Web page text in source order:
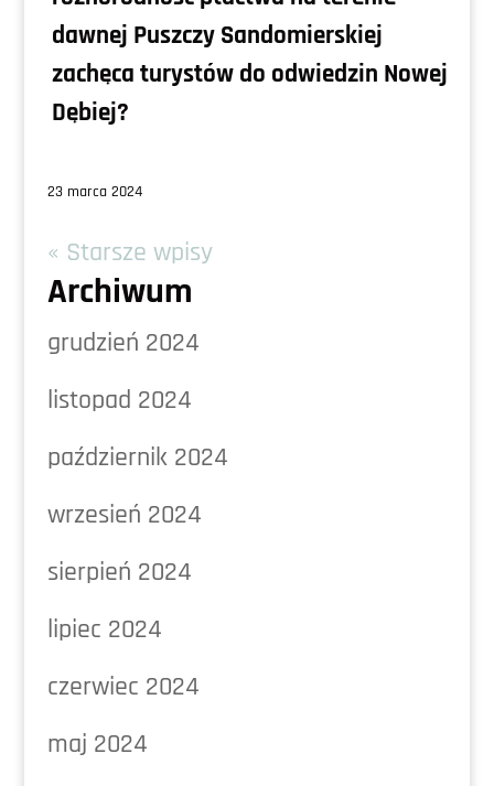
dawnej Puszczy Sandomierskiej
zachęca turystów do odwiedzin Nowej
Dębiej?
23 marca 2024
« Starsze wpisy
Archiwum
grudzień 2024
listopad 2024
październik 2024
wrzesień 2024
sierpień 2024
lipiec 2024
czerwiec 2024
maj 2024